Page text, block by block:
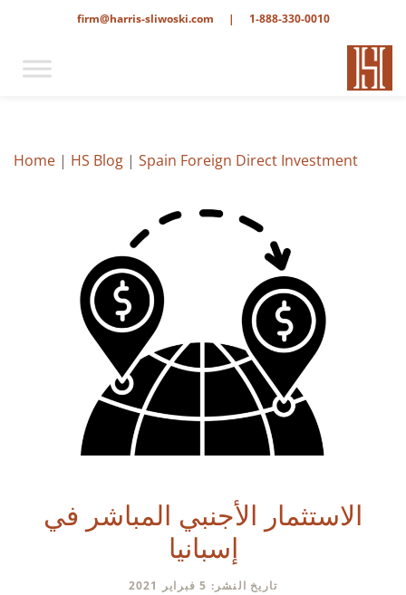
1-888-330-0010
|
firm@harris-sliwoski.com
Home | HS Blog | Spain Foreign Direct Investment
الاستثمار الأجنبي المباشر في
إسبانيا
تاريخ النشر: 5 فبراير 2021